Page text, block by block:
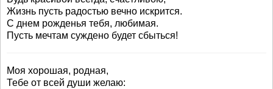
Жизнь пусть радостью вечно искрится.
С днем рожденья тебя, любимая.
Пусть мечтам суждено будет сбыться!
Моя хорошая, родная,
Тебе от всей души желаю: